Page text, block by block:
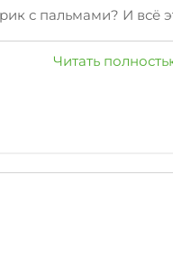
с пальмами? И
приветливый
Читать